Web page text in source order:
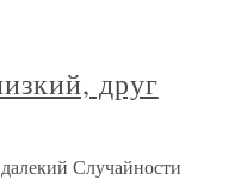
друг
Случайности